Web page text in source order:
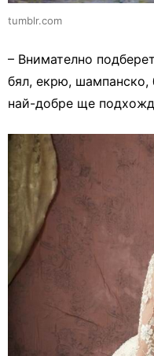
tumblr.com
– Внимателно
бял, екрю, шампанско,
най-добре ще